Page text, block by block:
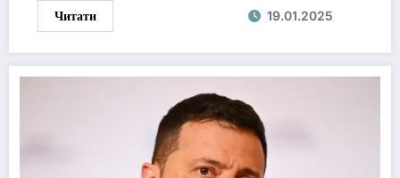
Читати 19.01.2025